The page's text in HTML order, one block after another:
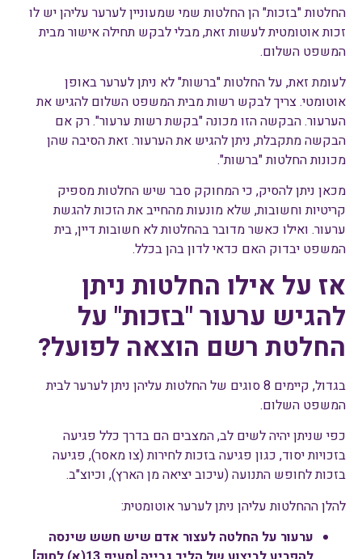
החלטות "בזכות" הן החלטות שמי שמעוניין לערער עליהן יש לו
זכות אוטומטית לעשות זאת, מבלי לבקש תחילה אישור מבית
המשפט השלום.
לעומת זאת, על החלטות "ברשות" לא ניתן לערער באופן
אוטומטי. צריך לבקש רשות מבית המשפט השלום להגיש את
הערעור. הבקשה הזו מכונה "בקשת רשות ערעור". רק אם
הבקשה מתקבלת, ניתן להגיש את הערעור. זאת הסיבה שהן
מכונות החלטות "ברשות".
מכאן ניתן להסיק, כי המחוקק סבר שיש החלטות מספיק
קריטיות וחשובות, שלא מונעות מהחייב את הזכות להגשת
ערעור. ואילו כאשר מדובר בהחלטות לא חשובות דיין, בית
המשפט יבדוק האם כדאי לדון בהן בכלל.
אז על אילו החלטות ניתן
להגיש ערעור "בזכות" על
החלטת רשם הוצאה לפועל?
בגדול, קיימים 8 סוגים של החלטות עליהן ניתן לערער לבית
המשפט השלום.
כפי שניתן יהיה לשים לב, המצבים הם בדרך כלל פגיעה
בזכויות יסוד, כגון פגיעה בזכות לחירות (צו מאסר), פגיעה
בזכות לחופש התנועה (עיכוב יציאה מן הארץ), וכיוצ"ב.
להלן ההחלטות עליהן ניתן לערער אוטומטית:
ערעור על החלטה לעצור אדם שיש חשש שינסה